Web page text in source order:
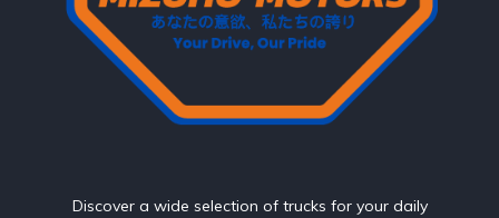
Discover a wide selection of trucks for your daily